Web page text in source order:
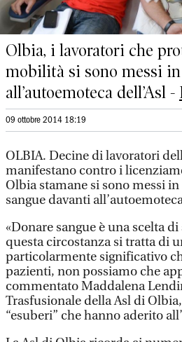
Olbia, i lavoratori che
mobilità si sono messi
all’autoemoteca dell’Asl -
09 ottobre 2014 18:19
OLBIA. Decine di lavoratori
manifestano contro i
Olbia stamane si sono messi
sangue davanti
«Donare sangue è una scelta
questa circostanza si tratta di
particolarmente significativo
pazienti, non possiamo che
commentato Maddalena
Trasfusionale della Asl di
“esuberi” che hanno aderito